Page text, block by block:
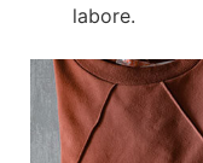
labore.